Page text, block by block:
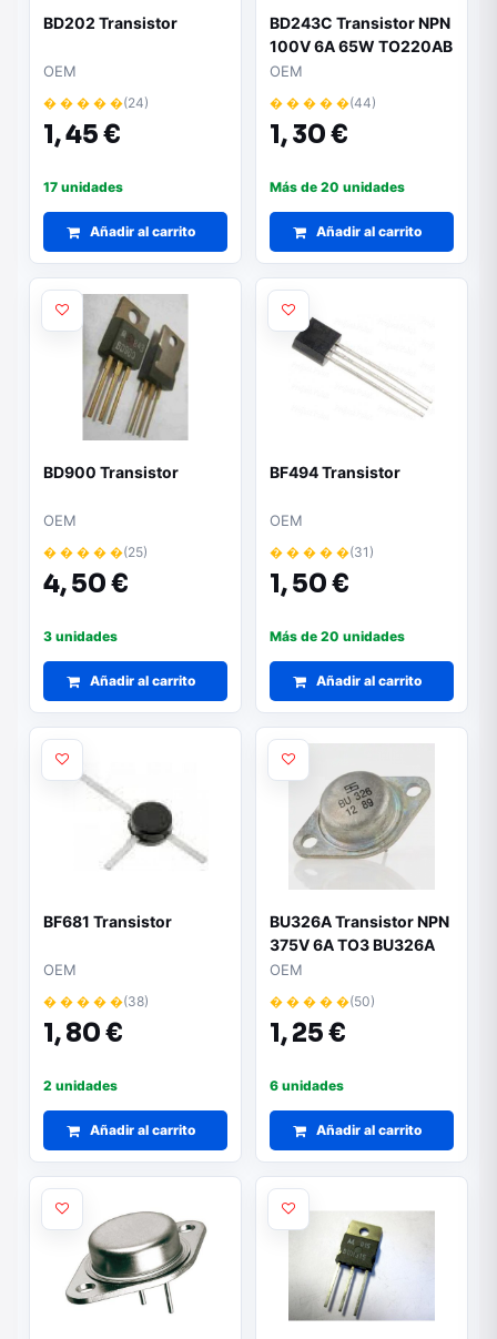
BD202 Transistor
OEM
� � � � �(24)
1,45 €
17 unidades
Añadir al carrito
BD243C Transistor NPN
100V 6A 65W TO220AB
CDIL
OEM
� � � � �(44)
1,30 €
Más de 20 unidades
Añadir al carrito
BD900 Transistor
OEM
� � � � �(25)
4,50 €
3 unidades
Añadir al carrito
BF494 Transistor
OEM
� � � � �(31)
1,50 €
Más de 20 unidades
Añadir al carrito
BF681 Transistor
OEM
� � � � �(38)
1,80 €
2 unidades
Añadir al carrito
BU326A Transistor NPN
375V 6A TO3 BU326A
OEM
� � � � �(50)
1,25 €
6 unidades
Añadir al carrito